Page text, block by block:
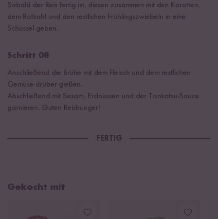
Sobald der Reis fertig ist, diesen zusammen mit den Karotten,
dem Rotkohl und den restlichen Frühlingszwiebeln in eine
Schüssel geben.
Schritt 08
Anschließend die Brühe mit dem Fleisch und dem restlichen
Gemüse drüber gießen.
Abschließend mit Sesam, Erdnüssen und der Tonkatsu-Sauce
garnieren. Guten Reishunger!
FERTIG
Gekocht mit